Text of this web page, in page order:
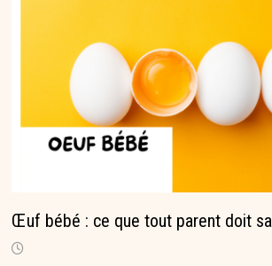
Œuf bébé : ce que tout parent doit